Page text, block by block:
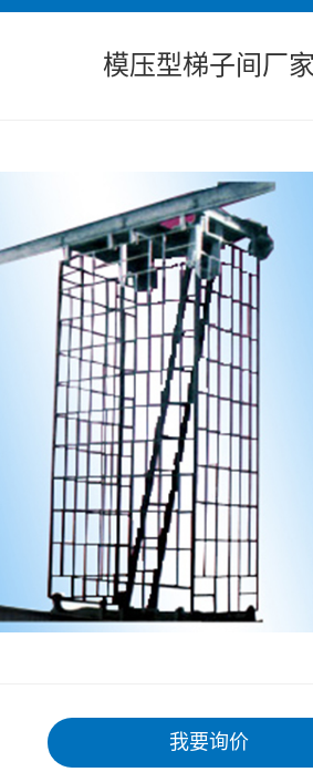
模压型梯子间厂
我要询价